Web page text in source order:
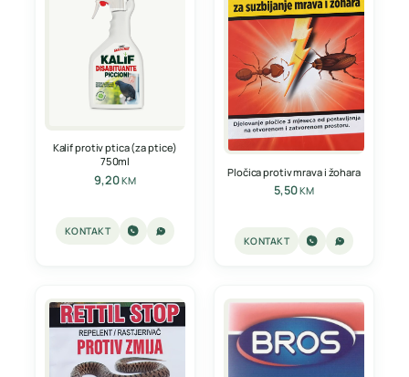
Kalif protiv ptica (za ptice)
750ml
9,20KM
KONTAKT
Pločica protiv mrava i žohara
5,50KM
KONTAKT